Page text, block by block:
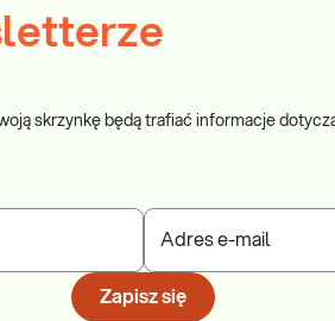
skrzynkę będą trafiać informacje
Adres e-mail
Zapisz się